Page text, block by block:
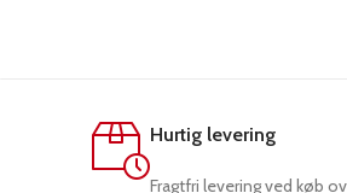
Hurtig levering
Fragtfri levering ved køb